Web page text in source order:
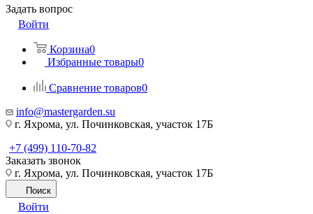
Задать вопрос
Войти
Корзина0
Избранные товары0
Сравнение товаров0
info@mastergarden.su
г. Яхрома, ул. Починковская, участок 17Б
+7 (499) 110-70-82
Заказать звонок
г. Яхрома, ул. Починковская, участок 17Б
Поиск
Войти